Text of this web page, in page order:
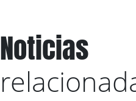
Noticias